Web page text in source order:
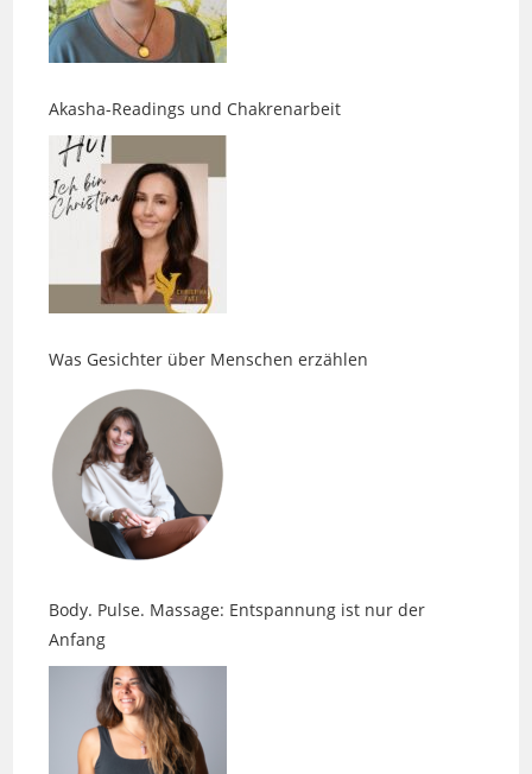
Akasha-Readings und Chakrenarbeit
Was Gesichter über Menschen erzählen
Body. Pulse. Massage: Entspannung ist nur der